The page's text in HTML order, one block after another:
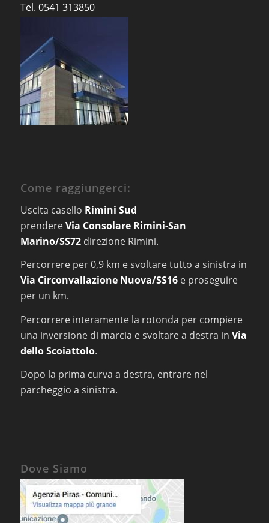
Tel. 0541 313850
Come raggiungerci:
Uscita casello Rimini Sud
prendereVia Consolare Rimini-San
Marino/SS72direzione Rimini.
Percorrere per 0,9 km e svoltare tutto a sinistra in
Via Circonvallazione Nuova/SS16e proseguire
per un km.
Percorrere interamente la rotonda per compiere
una inversione di marcia e svoltare a destra in Via
dello Scoiattolo.
Dopo la prima curva a destra, entrare nel
parcheggio a sinistra.
Dove Siamo